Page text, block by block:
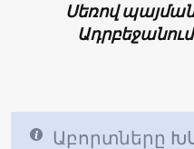
Սեռով
Աբորտները